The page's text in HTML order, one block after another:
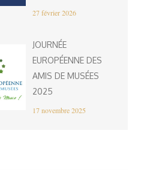
27 février 2026
JOURNÉE
EUROPÉENNE DES
AMIS DE MUSÉES
2025
17 novembre 2025